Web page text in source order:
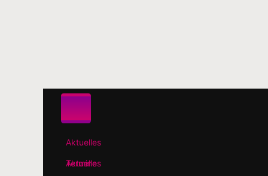
Aktuelles
Termine